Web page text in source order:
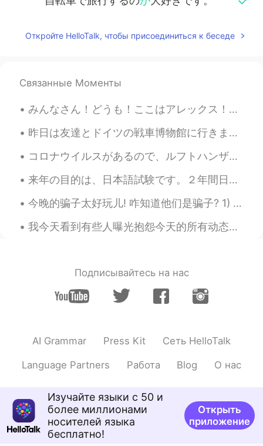
森にテント
を張って 寝ました。
す。
す。
すぐにキャンプには寒くすぎます。
すぐにキャンプをするには寒すぎま
Откройте HelloTalk, чтобы присоединиться к беседе
Связанные Моменты
みんなさん！どうも！ここはアレックス！日本人に会いたくて、新しい友達を探している！将来に日本語ペラペラになりたいと思う！日本によく行けることは目的だよね！英語とフランス語とドイツ語を話せるから、...
昨日は友達とドイツの戦車博物館に行きました。博物館はドイツの一番大きな戦車博物館です。博物館の戦車は大体ドイツで作ったものです。博物館はドイツの北の小さな町にあるので、隣で可愛い伝統的な建物もあ...
コロナウイルスがあるので、ルフトハンザは５つの747-4の飛行を停止します。本当に残念だと思います！747は世界の一番綺麗な飛行機だと思います。😂エアバスのA380はもっと大きな飛行機だけど、そ...
来年の目的は、日本語試験です。２年間日本語を勉強し、６年間中国語を勉強しました。今、一年間日本に住んでいます。中国語を知ることは、日本語を読むのに役立ちます。僕の会話能力はまだ低いですが、JLP...
今晚的骗子太好玩儿! 咋知道他们是骗子? 1) 他们的时区和他们说的地方有矛盾 2) 他们跟你太热情打个招呼说他们的"城市"和他们的国家Miami, Florida, 什么的 3) 很快想加你的...
我今天看到有些人曝光抱怨今天的所有动态都是跟70周年相关的，甚至说刷屏了。 你们真的对你们国家特别骄傲，有这么多进步，发明，从贫穷的国家变成丰富的。你们不要管不懂中国人为啥这么骄傲的外国人。不懂...
Подписывайтесь на нас
AI Grammar Press Kit Сеть HelloTalk
Language Partners Работа Blog О нас
Изучайте языки с 50 и
более миллионами
носителей языка
бесплатно!
Открыть
приложение